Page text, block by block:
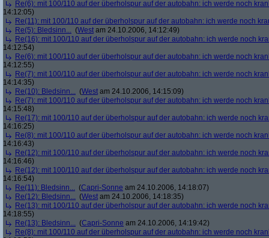
Re(6): mit 100/110 auf der überholspur auf der autobahn: ich werde noch
14:12:05)
Re(11): mit 100/110 auf der überholspur auf der autobahn: ich werde noch
Re(5): Bledsinn... (West am 24.10.2006, 14:12:49)
Re(16): mit 100/110 auf der überholspur auf der autobahn: ich werde noch
14:12:54)
Re(6): mit 100/110 auf der überholspur auf der autobahn: ich werde noch
14:12:55)
Re(7): mit 100/110 auf der überholspur auf der autobahn: ich werde noch
14:14:35)
Re(10): Bledsinn... (West am 24.10.2006, 14:15:09)
Re(7): mit 100/110 auf der überholspur auf der autobahn: ich werde noch
14:15:48)
Re(17): mit 100/110 auf der überholspur auf der autobahn: ich werde noch
14:16:25)
Re(8): mit 100/110 auf der überholspur auf der autobahn: ich werde noch
14:16:43)
Re(12): mit 100/110 auf der überholspur auf der autobahn: ich werde noch
14:16:46)
Re(12): mit 100/110 auf der überholspur auf der autobahn: ich werde noch
14:16:54)
Re(11): Bledsinn... (Capri-Sonne am 24.10.2006, 14:18:07)
Re(12): Bledsinn... (West am 24.10.2006, 14:18:35)
Re(13): mit 100/110 auf der überholspur auf der autobahn: ich werde noch
14:18:55)
Re(13): Bledsinn... (Capri-Sonne am 24.10.2006, 14:19:42)
Re(8): mit 100/110 auf der überholspur auf der autobahn: ich werde noch